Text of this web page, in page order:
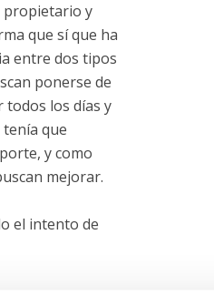
propietario y
que sí que ha
entre dos tipos
ponerse de
todos los días y
que
y como
mejorar.
el intento de